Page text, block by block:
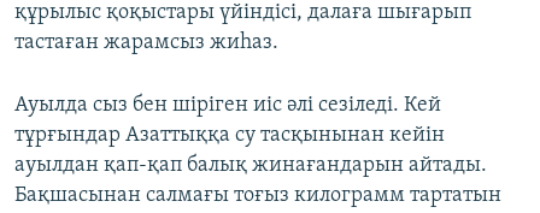
құрылыс қоқыстары үйіндісі, далаға шығарып
тастаған жарамсыз жиһаз.
Ауылда сыз бен шіріген иіс әлі сезіледі. Кей
тұрғындар Азаттыққа су тасқынынан кейін
ауылдан қап-қап балық жинағандарын айтады.
Бақшасынан салмағы тоғыз килограмм тартатын